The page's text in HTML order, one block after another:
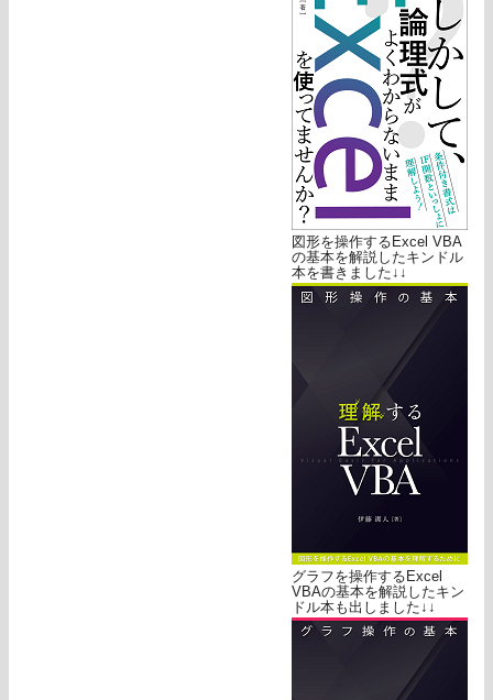
図形を操作するExcel VBA
の基本を解説したキンドル
本を書きました↓↓
グラフを操作するExcel
VBAの基本を解説したキン
ドル本も出しました↓↓